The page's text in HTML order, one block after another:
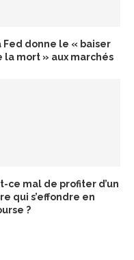
Fed donne le « baiser
la mort » aux marchés
ce mal de profiter d’un
qui s’effondre en
?